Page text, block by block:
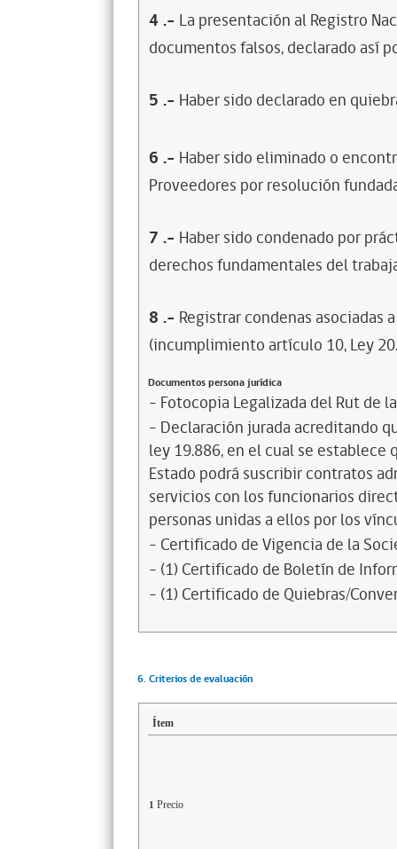
4 .- La presentación al Registro
documentos falsos, declarado así
5 .- Haber sido declarado en
6 .- Haber sido eliminado o
Proveedores por resolución
7 .- Haber sido condenado por
derechos fundamentales del
8 .- Registrar condenas asociadas
(incumplimiento artículo 10, Ley
Documentos persona jurídica
- Fotocopia Legalizada del Rut de
- Declaración jurada acreditando
ley 19.886, en el cual se
Estado podrá suscribir contratos
servicios con los funcionarios
personas unidas a ellos por los
- Certificado de Vigencia de la
- (1) Certificado de Boletín de
- (1) Certificado de Quiebras/
6. Criterios de evaluación
Ítem
1 Precio